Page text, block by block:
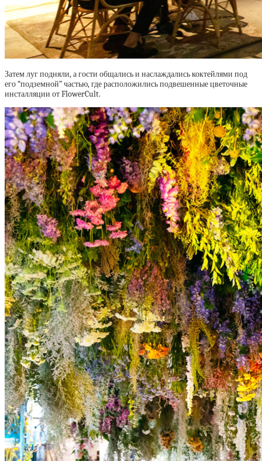
Затем луг подняли, а гости общались и наслаждались коктейлями под
его “подземной” частью, где расположились подвешенные цветочные
инсталляции от FlowerCult.